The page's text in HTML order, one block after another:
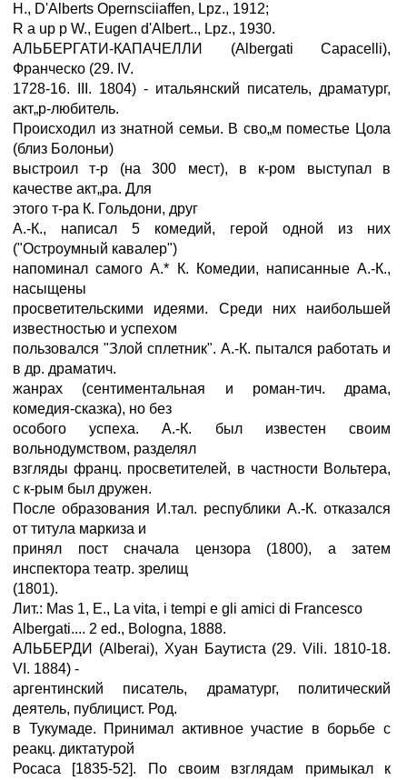
H., D'Alberts Opernsciiaffen, Lpz., 1912;
R a up p W., Eugen d'Albert.., Lpz., 1930.
АЛЬБЕРГАТИ-КАПАЧЕЛЛИ (Albergati Capacelli),
Франческо (29. IV.
1728-16. III. 1804) - итальянский писатель, драматург,
акт„р-любитель.
Происходил из знатной семьи. В сво„м поместье Цола
(близ Болоньи)
выстроил т-р (на 300 мест), в к-ром выступал в
качестве акт„ра. Для
этого т-ра К. Гольдони, друг
А.-К., написал 5 комедий, герой одной из них
("Остроумный кавалер")
напоминал самого А.* К. Комедии, написанные А.-К.,
насыщены
просветительскими идеями. Среди них наибольшей
известностью и успехом
пользовался "Злой сплетник". А.-К. пытался работать и
в др. драматич.
жанрах (сентиментальная и роман-тич. драма,
комедия-сказка), но без
особого успеха. А.-К. был известен своим
вольнодумством, разделял
взгляды франц. просветителей, в частности Вольтера,
с к-рым был дружен.
После образования И.тал. республики А.-К. отказался
от титула маркиза и
принял пост сначала цензора (1800), а затем
инспектора театр. зрелищ
(1801).
Лит.: Mas 1, E., La vita, i tempi e gli amici di Francesco
Albergati.... 2 ed., Bologna, 1888.
АЛЬБЕРДИ (Alberai), Хуан Баутиста (29. Vili. 1810-18.
VI. 1884) -
аргентинский писатель, драматург, политический
деятель, публицист. Род.
в Тукумаде. Принимал активное участие в борьбе с
реакц. диктатурой
Росаса [1835-52]. По своим взглядам примыкал к